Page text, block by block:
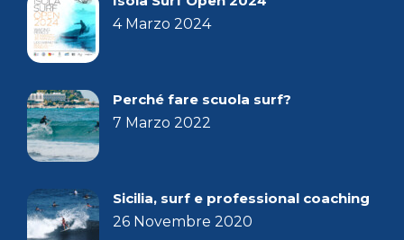
4 Marzo 2024
Perché fare scuola surf?
7 Marzo 2022
Sicilia, surf e professional coaching
26 Novembre 2020